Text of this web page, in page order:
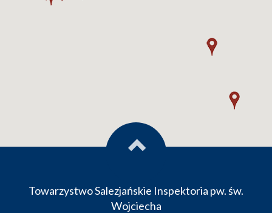
Towarzystwo Salezjańskie Inspektoria pw. św.
Wojciecha